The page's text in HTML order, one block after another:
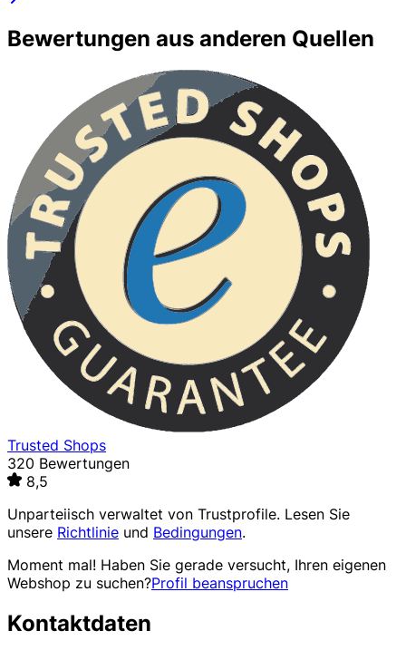
Bewertungen aus anderen Quellen
Trusted Shops
320 Bewertungen
8,5
Unparteiisch verwaltet von Trustprofile. Lesen Sie
unsere Richtlinie und Bedingungen.
Moment mal! Haben Sie gerade versucht, Ihren eigenen
Webshop zu suchen?Profil beanspruchen
Kontaktdaten